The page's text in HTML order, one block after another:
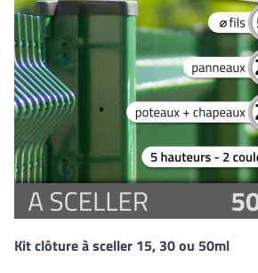
Kit clôture à sceller 15, 30 ou 50ml